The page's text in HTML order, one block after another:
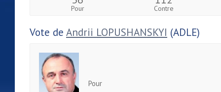
Pour Contre
Vote de Andrii LOPUSHANSKYI (ADLE)
Pour